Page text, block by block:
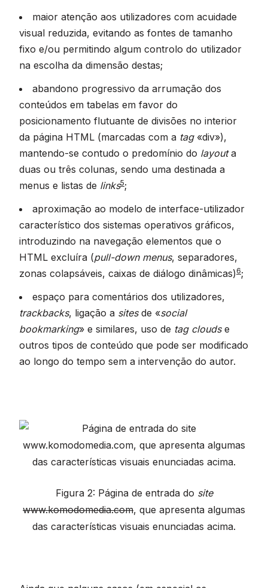
maior atenção aos utilizadores com acuidade
visual reduzida, evitando as fontes de tamanho
fixo e/ou permitindo algum controlo do utilizador
na escolha da dimensão destas;
abandono progressivo da arrumação dos
conteúdos em tabelas em favor do
posicionamento flutuante de divisões no interior
da página HTML (marcadas com a tag«div»),
mantendo-se contudo o predomínio do layouta
duas ou três colunas, sendo uma destinada a
menus e listas de links5;
aproximação ao modelo de interface-utilizador
característico dos sistemas operativos gráficos,
introduzindo na navegação elementos que o
HTML excluíra (pull-down menus, separadores,
zonas colapsáveis, caixas de diálogo dinâmicas)6;
espaço para comentários dos utilizadores,
trackbacks, ligação a sitesde «social
bookmarking» e similares, uso de tag cloudse
outros tipos de conteúdo que pode ser modificado
ao longo do tempo sem a intervenção do autor.
Figura 2: Página de entrada do site
www.komodomedia.com, que apresenta algumas
das características visuais enunciadas acima.